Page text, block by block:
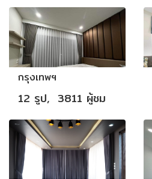
กรุงเทพฯ
12 รูป, 3811 ผู้ชม